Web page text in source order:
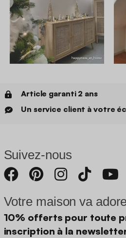
Article garanti 2 ans
Un service client à votre
Suivez-nous
Votre maison va
10% offerts pour toute
inscription à la